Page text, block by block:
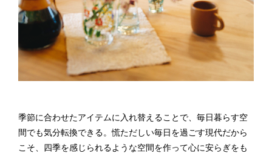
季節に合わせたアイテムに入れ替えることで、毎日暮らす空
間でも気分転換できる。慌ただしい毎日を過ごす現代だから
こそ、四季を感じられるような空間を作って心に安らぎをも